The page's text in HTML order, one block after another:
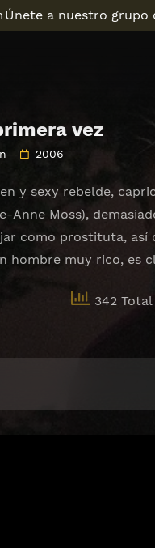
Únete a nuestro grupo
vez
2006
y sexy rebelde,
Anne Moss),
como prostituta, así
hombre muy rico, es
342 Total